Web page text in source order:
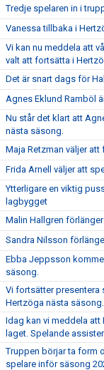
Tredje spelaren in i
Vanessa tillbaka i
Vi kan nu meddela att
valt att fortsätta i
Det är snart dags för
Agnes Eklund Ramböl
Nu står det klart att
nästa säsong.
Maja Retzman väljer
Frida Arnell väljer att
Ytterligare en viktig
lagbygget
Malin Hallgren
Sandra Nilsson
Ebba Jeppsson
säsong.
Vi fortsätter presentera
Hertzöga nästa säsong.
Idag kan vi meddela att
laget. Spelande
Truppen börjar ta form
spelare inför säsong